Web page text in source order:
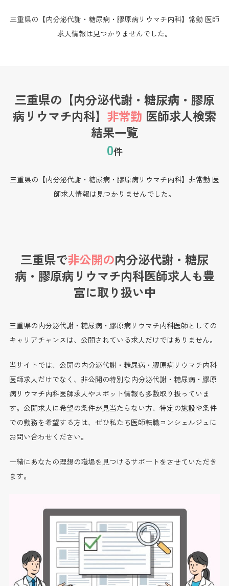
三重県の【内分泌代謝・糖尿病・膠原病リウマチ内科】常勤 医師
求人情報は見つかりませんでした。
三重県の【内分泌代謝・糖尿病・膠原
病リウマチ内科】 非常勤 医師求人検索
結果一覧
0件
三重県の【内分泌代謝・糖尿病・膠原病リウマチ内科】非常勤 医
師求人情報は見つかりませんでした。
三重県で非公開の内分泌代謝・糖尿
病・膠原病リウマチ内科医師求人も豊
富に取り扱い中
三重県の内分泌代謝・糖尿病・膠原病リウマチ内科医師としての
キャリアチャンスは、公開されている求人だけではありません。
当サイトでは、公開の内分泌代謝・糖尿病・膠原病リウマチ内科
医師求人だけでなく、非公開の特別な内分泌代謝・糖尿病・膠原
病リウマチ内科医師求人やスポット情報も多数取り扱っていま
す。公開求人に希望の条件が見当たらない方、特定の施設や条件
での勤務を希望する方は、ぜひ私たち医師転職コンシェルジュに
お問い合わせください。
一緒にあなたの理想の職場を見つけるサポートをさせていただき
ます。